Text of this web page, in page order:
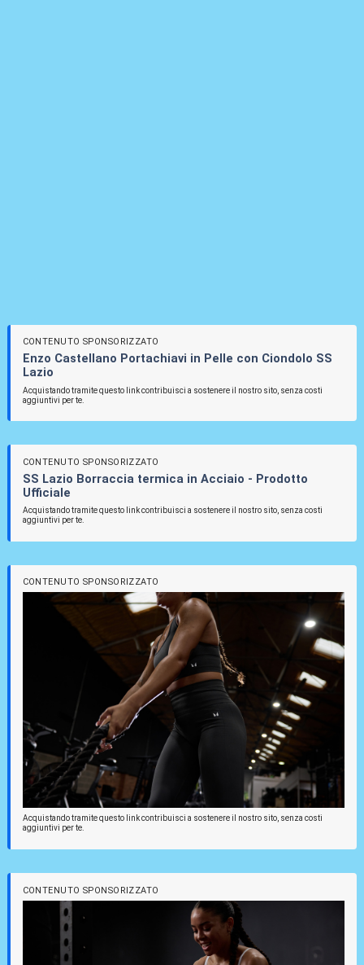
CONTENUTO SPONSORIZZATO
Enzo Castellano Portachiavi in Pelle con Ciondolo SS
Lazio
Acquistando tramite questo link contribuisci a sostenere il nostro sito, senza costi
aggiuntivi per te.
CONTENUTO SPONSORIZZATO
SS Lazio Borraccia termica in Acciaio - Prodotto
Ufficiale
Acquistando tramite questo link contribuisci a sostenere il nostro sito, senza costi
aggiuntivi per te.
CONTENUTO SPONSORIZZATO
Acquistando tramite questo link contribuisci a sostenere il nostro sito, senza costi
aggiuntivi per te.
CONTENUTO SPONSORIZZATO